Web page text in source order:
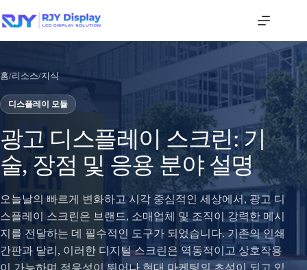
홈/리소스/지식
디스플레이 모듈
광고 디스플레이 스크린: 기
술, 장점 및 응용 분야 설명
오늘날의 빠르게 변화하고 시각 중심적인 세상에서, 광고 디
스플레이 스크린은 브랜드, 소매업체 및 조직이 강력한 메시
지를 전달하는 데 필수적인 도구가 되었습니다. 기존의 인쇄
간판과 달리, 이러한 디지털 스크린은 역동적이고 상호작용
이 가능하며 적응성이 뛰어나 현대 마케팅의 초석이 되고 있